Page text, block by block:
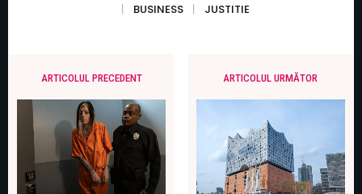
BUSINESS
JUSTITIE
ARTICOLUL PRECEDENT ARTICOLUL URMĂTOR